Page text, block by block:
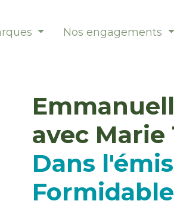
Nos engagements
avec Marie
Dans